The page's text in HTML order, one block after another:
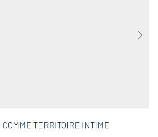
TERRITOIRE INTIME